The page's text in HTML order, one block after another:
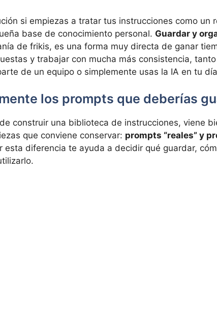
si empiezas a tratar tus instrucciones como un
base de conocimiento personal. Guardar y
de frikis, es una forma muy directa de ganar
y trabajar con mucha más consistencia,
de un equipo o simplemente usas la IA en tu
los prompts que deberías
construir una biblioteca de instrucciones, viene
que conviene conservar: prompts “reales” y
esta diferencia te ayuda a decidir qué guardar,